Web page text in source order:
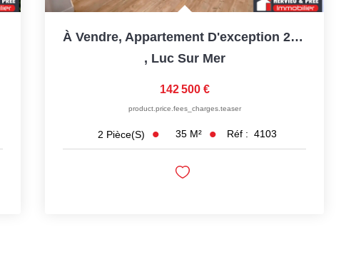
À Vendre, Appartement D'exception 2 Pièces En Duplex ...
, Luc Sur Mer
142 500 €
product.price.fees_charges.teaser
2 Pièce(s) 35 M² Réf : 4103